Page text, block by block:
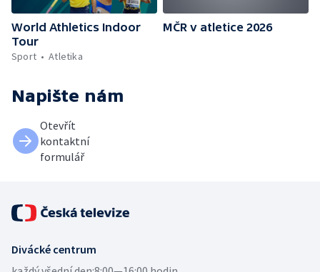
World Athletics Indoor
Tour
Sport
Atletika
MČR v atletice 2026
Napište nám
Otevřít
kontaktní
formulář
Divácké centrum